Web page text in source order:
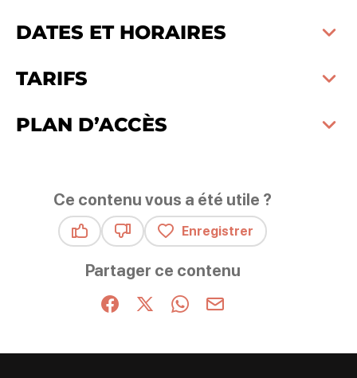
DATES ET HORAIRES
TARIFS
PLAN D’ACCÈS
Ce contenu vous a été utile ?
Enregistrer
Partager ce contenu
Partager sur Facebook (nouvelle fenêtre)
Partager sur X / Twitter (nouvelle
Partager sur WhatsApp
Partager par mail